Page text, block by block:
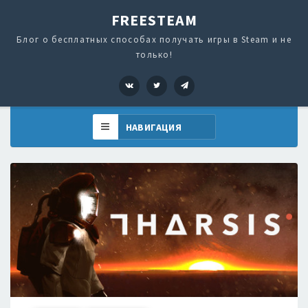
FREESTEAM
Блог о бесплатных способах получать игры в Steam и не
только!
VK Twitter